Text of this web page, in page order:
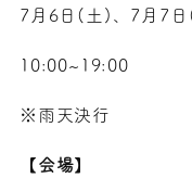
7月6日(土)、7月7日
10:00~19:00
※雨天決行
【会場】